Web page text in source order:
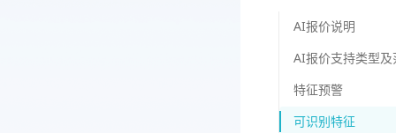
AI报价说明
AI报价支持类型及
特征预警
可识别特征